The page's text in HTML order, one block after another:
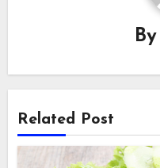
By
Related Post